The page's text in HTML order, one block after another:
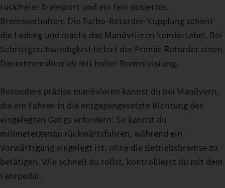
Erholsame Pausen auch auf anstrengenden Touren: Mit dem
Fahrerhaus GigaSpace und dem Fahrerhaus BigSpace kannst du
Zuschaltbare Fahrmodi machen es dir einfacher, deinen
oder unter hoher Last in anspruchsvollem Terrain: Stell deinen
Actros L bis 500 t während der Fahrt genau auf den Modus ein,
den deine aktuelle Fahrt erfordert. Mit ECO, HEAVY oder
MANUAL stehen dir dafür drei Optionen zur Verfügung.
Feinfühlige Manöver gelingen dir dank der Turbo-Retarder-
Kupplung im Rangiermodus: Denn mit konstantem Vortrieb
kannst du auch bei sehr schweren Lasten nahezu ohne
ruckfreier Transport und ein fein dosiertes
Bremsverhalten: Die Turbo-Retarder-Kupplung schont
die Ladung und macht das Manövrieren komfortabel. Bei
Schrittgeschwindigkeit liefert der Primär-Retarder einen
Dauerbremsbetrieb mit hoher Bremsleistung.
Besonders präzise manövieren kannst du bei Manövern,
die ein Fahren in die entgegengesetzte Richtung des
eingelegten Gangs erfordern: So kannst du
milimetergenau rückwärtsfahren, während ein
Vorwärtsgang eingelegt ist, ohne die Betriebsbremse zu
betätigen. Wie schnell du rollst, kontrollierst du mit dem
Fahrpedal.